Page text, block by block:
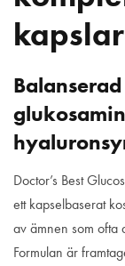
kapslar
Doctor’s Best
ett kapselbaserat
av ämnen som ofta
Formulan är